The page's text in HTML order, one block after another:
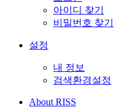
아이디 찾기
비밀번호 찾기
설정
내 정보
검색환경설정
About RISS